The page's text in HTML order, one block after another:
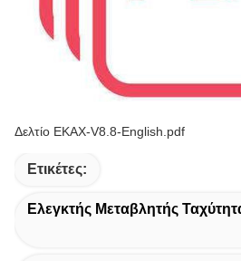
Δελτίο ΕΚΑΧ-V8.8-English.pdf
Ετικέτες:
Ελεγκτής Μεταβλητής